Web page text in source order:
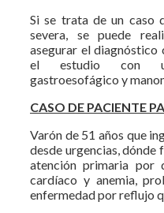
Si se trata de un caso
severa, se puede
asegurar el diagnóstico
el estudio con
gastroesofágico y
CASO DE PACIENTE
Varón de 51 años que
desde urgencias, dónde
atención primaria por
cardíaco y anemia,
enfermedad por reflujo